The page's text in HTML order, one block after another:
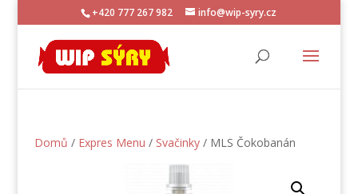
+420 777 267 982 info@wip-syry.cz
Domů / Expres Menu / Svačinky/ MLS Čokobanán